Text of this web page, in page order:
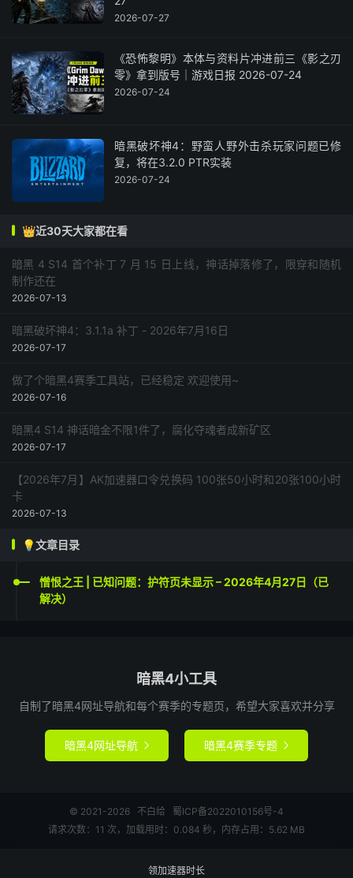
2026-07-27
《恐怖黎明》本体与资料片冲进前三《影之刃
零》拿到版号｜游戏日报 2026-07-24
2026-07-24
暗黑破坏神4：野蛮人野外击杀玩家问题已修
复，将在3.2.0 PTR实装
2026-07-24
👑近30天大家都在看
暗黑 4 S14 首个补丁 7 月 15 日上线，神话掉落修了，限穿和随机
制作还在
2026-07-13
暗黑破坏神4：3.1.1a 补丁 - 2026年7月16日
2026-07-17
做了个暗黑4赛季工具站，已经稳定 欢迎使用~
2026-07-16
暗黑4 S14 神话暗金不限1件了，腐化夺魂者成新矿区
2026-07-17
【2026年7月】AK加速器口令兑换码 100张50小时和20张100小时
卡
2026-07-13
💡文章目录
憎恨之王 | 已知问题：护符页未显示 – 2026年4月27日（已
解决）
暗黑4小工具
自制了暗黑4网址导航和每个赛季的专题页，希望大家喜欢并分享
暗黑4网址导航  暗黑4赛季专题 
© 2021-2026 不白给
蜀ICP备2022010156号-4
请求次数：11 次，加载用时：0.084 秒，内存占用：5.62 MB
领加速器时长